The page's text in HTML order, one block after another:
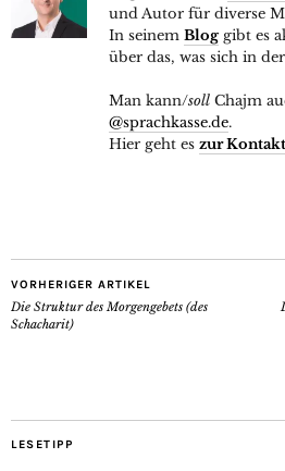
und Autor für diverse
In seinem Bloggibt es
über das, was sich in
Man kann/soll Chajm
@sprachkasse.de.
Hier geht es zur
VORHERIGER ARTIKEL
Die Struktur des Morgengebets (des
Schacharit)
LESETIPP